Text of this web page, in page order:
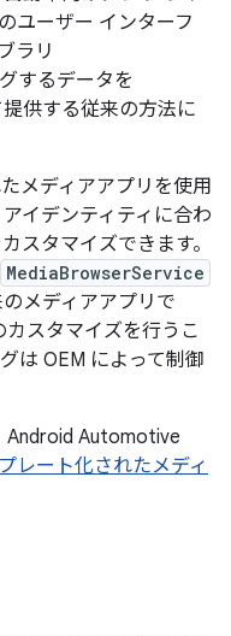
ユーザー インターフ
ラリ
するデータを
供する従来の方法に
メディアアプリを使用
イデンティティに合わ
スタマイズできます。
MediaBrowserService
メディアアプリで
スタマイズを行うこ
は OEM によって制御
Android Automotive
レート化されたメディ